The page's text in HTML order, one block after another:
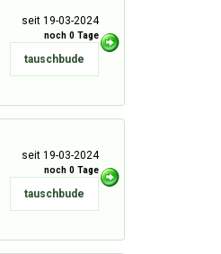
seit 19-03-2024
noch 0 Tage
tauschbude
seit 19-03-2024
noch 0 Tage
tauschbude